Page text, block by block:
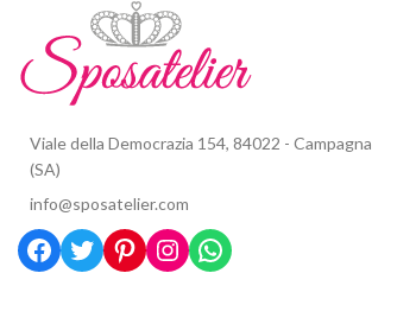
Viale della Democrazia 154, 84022 - Campagna
(SA)
info@sposatelier.com